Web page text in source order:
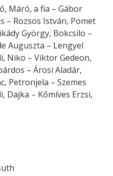
Máró, a fia – Gábor
– Rozsos István, Pomet
György, Bokcsilo –
Auguszta – Lengyel
Niko – Viktor Gedeon,
– Árosi Aladár,
Petronjela – Szemes
Dajka – Kőmíves Erzsi,